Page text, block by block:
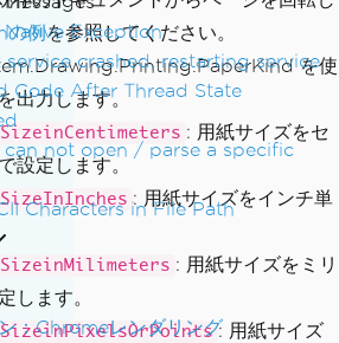
Native Exception
service crashed, restarting service
Code After Thread State
can not open / parse a specific
Characters in File Path
：Chromeレンダリング
の例を参照してください。
を使
出力します。
: 用紙サイズをセ
設定します。
: 用紙サイズをインチ単
: 用紙サイズをミリ
します。
: 用紙サイズ